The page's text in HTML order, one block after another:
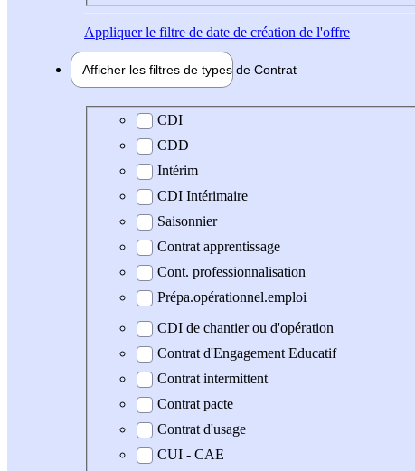
Appliquerle filtre de date de création de l'offre
Afficher les filtres de types de Contrat
Type de contrat
CDI
CDD
Intérim
CDI Intérimaire
Saisonnier
Contrat apprentissage
Cont. professionnalisation
Prépa.opérationnel.emploi
CDI de chantier ou d'opération
Contrat d'Engagement Educatif
Contrat intermittent
Contrat pacte
Contrat d'usage
CUI - CAE